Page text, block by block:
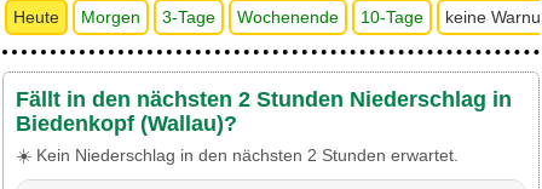
Heute Morgen 3-Tage Wochenende 10-Tage keine
Fällt in den nächsten 2 Stunden Niederschlag in
Biedenkopf (Wallau)?
☀️ Kein Niederschlag in den nächsten 2 Stunden erwartet.